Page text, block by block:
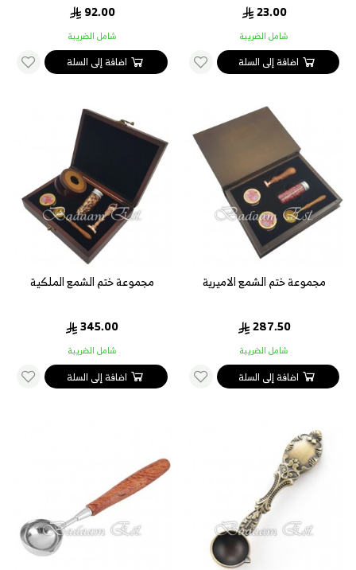
23.00
شامل الضريبة
اضافة إلى السلة
92.00
شامل الضريبة
اضافة إلى السلة
مجموعة ختم الشمع الاميرية
287.50
شامل الضريبة
اضافة إلى السلة
مجموعة ختم الشمع الملكية
345.00
شامل الضريبة
اضافة إلى السلة